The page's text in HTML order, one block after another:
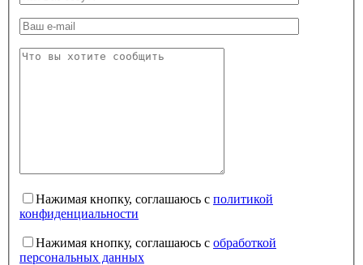
Нажимая кнопку, соглашаюсь с политикой
конфиденциальности
Нажимая кнопку, соглашаюсь с обработкой
персональных данных